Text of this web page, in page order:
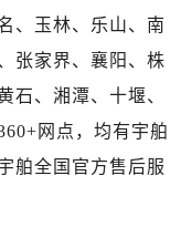
河南省郑州市二七区民主路10号华润大厦29层2905室宇舶售后服务中心（需提前预约）
河南省周口市川汇区七一路宇舶售后服务中心（需提前预约）
河南省驻马店市驿城区乐山大道与置地大道交叉口宇舶售后服务中心（需提前预约）
、玉林、乐山、南
张家界、襄阳、株
石、湘潭、十堰、
网点，均有宇舶
舶全国官方售后服